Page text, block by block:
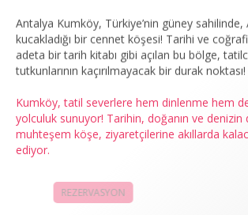
Antalya Kumköy, Türkiye’nin güney sahilinde,
kucakladığı bir cennet köşesi! Tarihi ve
adeta bir tarih kitabı gibi açılan bu bölge,
tutkunlarının kaçırılmayacak bir durak noktası!
Kumköy, tatil severlere hem dinlenme hem
yolculuk sunuyor! Tarihin, doğanın ve denizin
muhteşem köşe, ziyaretçilerine akıllarda
ediyor.
REZERVASYON